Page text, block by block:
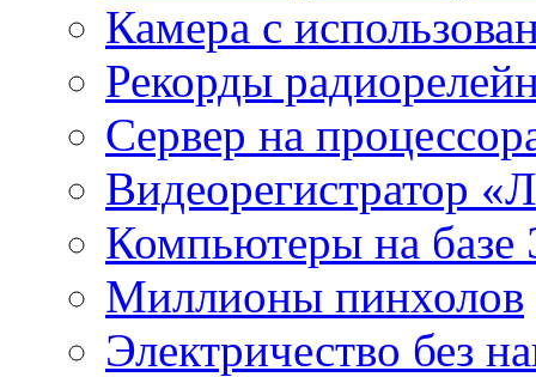
Камера с
Рекорды
Сервер на
Видеорегистратор
Компьютеры на базе
Миллионы пинхолов
Электричество без